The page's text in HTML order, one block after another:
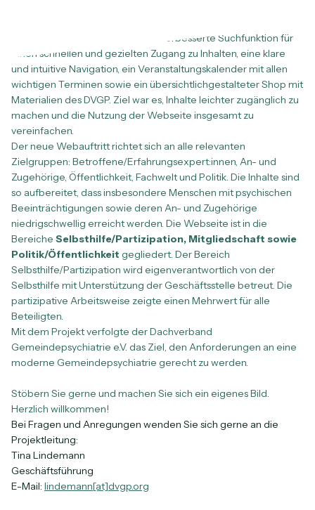
Zu den Neuerungen zählen eine verbesserte Suchfunktion für
einen schnellen und gezielten Zugang zu Inhalten, eine klare
und intuitive Navigation, ein Veranstaltungskalender mit allen
wichtigen Terminen sowie ein übersichtlichgestalteter Shop mit
Materialien des DVGP. Ziel war es, Inhalte leichter zugänglich zu
machen und die Nutzung der Webseite insgesamt zu
vereinfachen.
Der neue Webauftritt richtet sich an alle relevanten
Zielgruppen: Betroffene/Erfahrungsexpert:innen, An- und
Zugehörige, Öffentlichkeit, Fachwelt und Politik. Die Inhalte sind
so aufbereitet, dass insbesondere Menschen mit psychischen
Beeinträchtigungen sowie deren An- und Zugehörige
niedrigschwellig erreicht werden. Die Webseite ist in die
Bereiche Selbsthilfe/Partizipation, Mitgliedschaft sowie
Politik/Öffentlichkeit gegliedert. Der Bereich
Selbsthilfe/Partizipation wird eigenverantwortlich von der
Selbsthilfe mit Unterstützung der Geschäftsstelle betreut. Die
partizipative Arbeitsweise zeigte einen Mehrwert für alle
Beteiligten.
Mit dem Projekt verfolgte der Dachverband
Gemeindepsychiatrie e.V. das Ziel, den Anforderungen an eine
moderne Gemeindepsychiatrie gerecht zu werden.
Stöbern Sie gerne und machen Sie sich ein eigenes Bild.
Herzlich willkommen!
Bei Fragen und Anregungen wenden Sie sich gerne an die
Projektleitung:
Tina Lindemann
Geschäftsführung
E-Mail: lindemann[at]dvgp.org